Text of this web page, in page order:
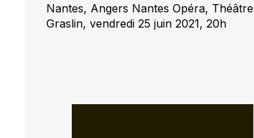
Nantes, Angers Nantes Opéra, Théâtre
Graslin, vendredi 25 juin 2021, 20h